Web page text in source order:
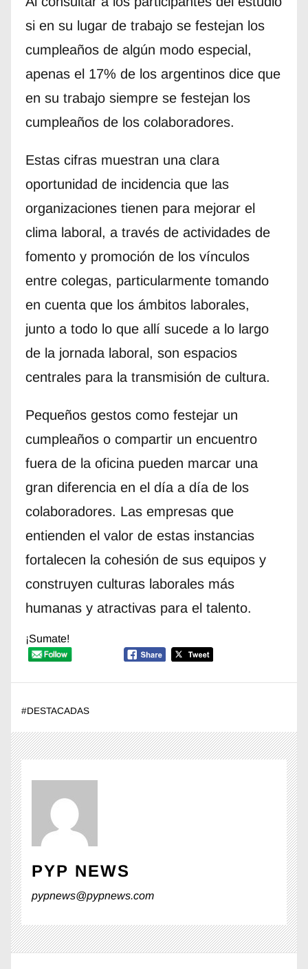
si en su lugar de trabajo se festejan los
cumpleaños de algún modo especial,
apenas el 17% de los argentinos dice que
en su trabajo siempre se festejan los
cumpleaños de los colaboradores.
Estas cifras muestran una clara
oportunidad de incidencia que las
organizaciones tienen para mejorar el
clima laboral, a través de actividades de
fomento y promoción de los vínculos
entre colegas, particularmente tomando
en cuenta que los ámbitos laborales,
junto a todo lo que allí sucede a lo largo
de la jornada laboral, son espacios
centrales para la transmisión de cultura.
Pequeños gestos como festejar un
cumpleaños o compartir un encuentro
fuera de la oficina pueden marcar una
gran diferencia en el día a día de los
colaboradores. Las empresas que
entienden el valor de estas instancias
fortalecen la cohesión de sus equipos y
construyen culturas laborales más
humanas y atractivas para el talento.
¡Sumate!
#DESTACADAS
PYP NEWS
pypnews@pypnews.com